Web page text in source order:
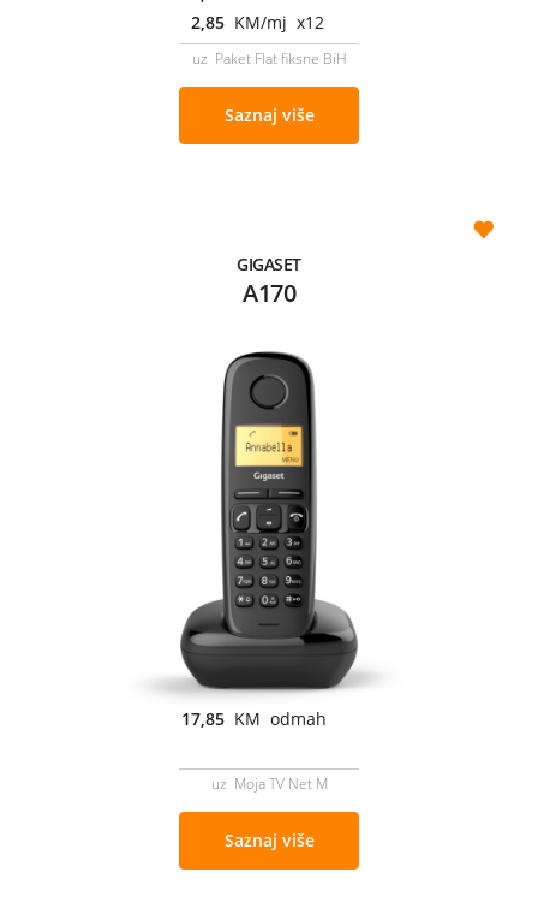
2,85 KM/mj x12
uz Paket Flat fiksne BiH
Saznaj više
GIGASET
A170
17,85 KM odmah
uz Moja TV Net M
Saznaj više